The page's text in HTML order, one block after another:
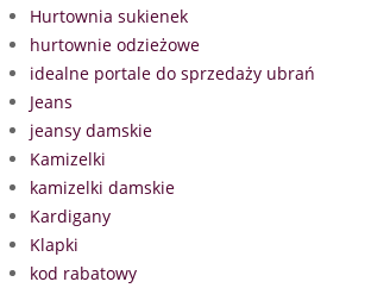
Hurtownia sukienek
hurtownie odzieżowe
idealne portale do sprzedaży ubrań
Jeans
jeansy damskie
Kamizelki
kamizelki damskie
Kardigany
Klapki
kod rabatowy